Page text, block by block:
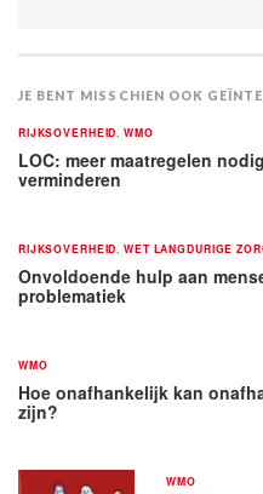
JE BENT MISSCHIEN OOK
RIJKSOVERHEID ,WMO
LOC: meer maatregelen
verminderen
RIJKSOVERHEID ,WET LANGDURIGE
Onvoldoende hulp aan
problematiek
WMO
Hoe onafhankelijk kan
zijn?
WMO